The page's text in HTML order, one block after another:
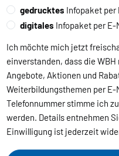
gedrucktes Infopaket per
digitales Infopaket per E-
Ich möchte mich jetzt
einverstanden, dass die
Angebote, Aktionen und
Weiterbildungsthemen per
Telefonnummer stimme ich
werden. Details entnehmen
Einwilligung ist jederzeit